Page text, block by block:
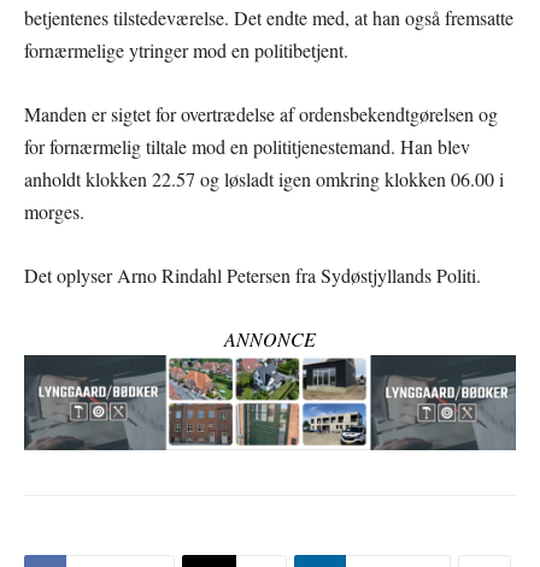
betjentenes tilstedeværelse. Det endte med, at han også fremsatte
fornærmelige ytringer mod en politibetjent.
Manden er sigtet for overtrædelse af ordensbekendtgørelsen og
for fornærmelig tiltale mod en polititjenestemand. Han blev
anholdt klokken 22.57 og løsladt igen omkring klokken 06.00 i
morges.
Det oplyser Arno Rindahl Petersen fra Sydøstjyllands Politi.
ANNONCE